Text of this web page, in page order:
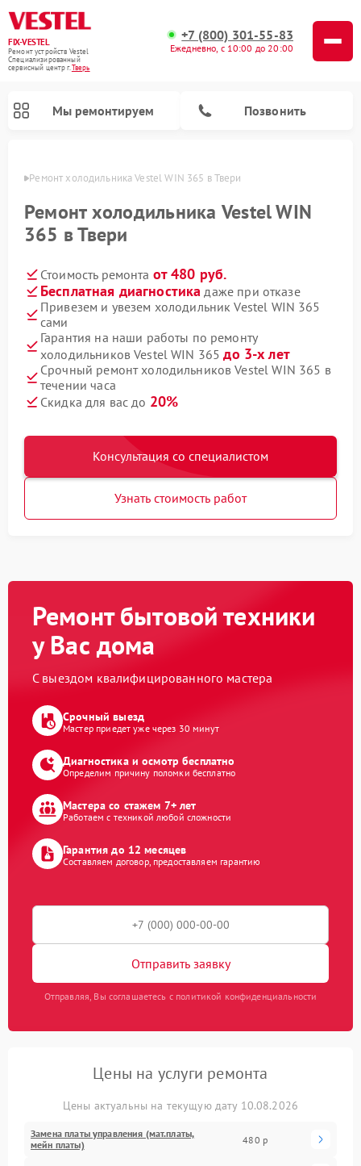
FIX-VESTEL
Ремонт устройств Vestel
Специализированный
cервисный центр г.Тверь
+7 (800) 301-55-83
Ежедневно, с 10:00 до 20:00
Мы ремонтируем Позвонить
Ремонт холодильника Vestel WIN 365 в Твери
Ремонт холодильника Vestel WIN
365 в Твери
Стоимость ремонта от 480 руб.
Бесплатная диагностика даже при отказе
Привезем и увезем холодильник Vestel WIN 365
сами
Гарантия на наши работы по ремонту
холодильников Vestel WIN 365до 3-х лет
Срочный ремонт холодильников Vestel WIN 365 в
течении часа
Скидка для вас до 20%
Консультация со специалистом
Узнать стоимость работ
Ремонт бытовой техники
у Вас дома
С выездом квалифицированного мастера
Срочный выезд
Мастер приедет уже через 30 минут
Диагностика и осмотр бесплатно
Определим причину поломки бесплатно
Мастера со стажем 7+ лет
Работаем с техникой любой сложности
Гарантия до 12 месяцев
Составляем договор, предоставляем гарантию
Отправить заявку
Отправляя, Вы соглашаетесь с политикой конфиденциальности
Цены на услуги ремонта
Цены актуальны на текущую дату 10.08.2026
Замена платы управления (мат.платы,
мейн платы)
480 р